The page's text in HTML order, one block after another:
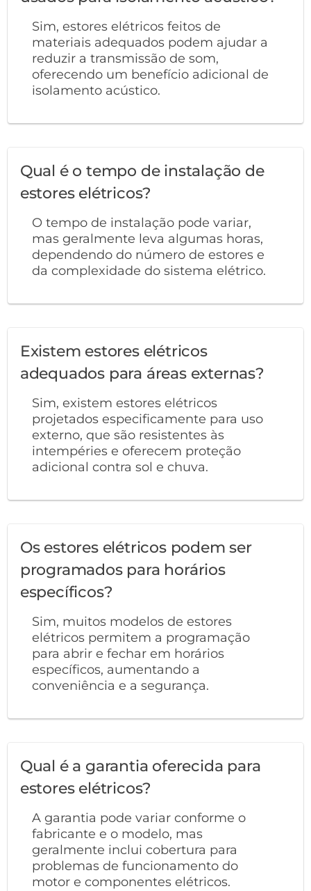
Sim, estores elétricos feitos de
materiais adequados podem ajudar a
reduzir a transmissão de som,
oferecendo um benefício adicional de
isolamento acústico.
Qual é o tempo de instalação de
estores elétricos?
O tempo de instalação pode variar,
mas geralmente leva algumas horas,
dependendo do número de estores e
da complexidade do sistema elétrico.
Existem estores elétricos
adequados para áreas externas?
Sim, existem estores elétricos
projetados especificamente para uso
externo, que são resistentes às
intempéries e oferecem proteção
adicional contra sol e chuva.
Os estores elétricos podem ser
programados para horários
específicos?
Sim, muitos modelos de estores
elétricos permitem a programação
para abrir e fechar em horários
específicos, aumentando a
conveniência e a segurança.
Qual é a garantia oferecida para
estores elétricos?
A garantia pode variar conforme o
fabricante e o modelo, mas
geralmente inclui cobertura para
problemas de funcionamento do
motor e componentes elétricos.